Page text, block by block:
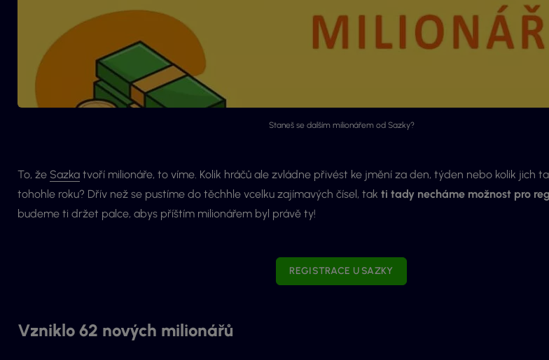
Staneš se dalším milionářem od Sazky?
To, že Sazka tvoří milionáře, to víme. Kolik hráčů ale zvládne přivést ke jmění za den, týden nebo kolik jich
tohohle roku? Dřív než se pustíme do těchhle vcelku zajímavých čísel, tak ti tady necháme možnost pro
budeme ti držet palce, abys příštím milionářem byl právě ty!
REGISTRACE U SAZKY
Vzniklo 62 nových milionářů